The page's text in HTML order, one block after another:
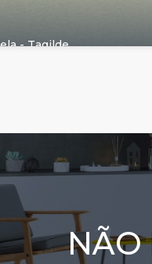
- Tagilde
NÃO